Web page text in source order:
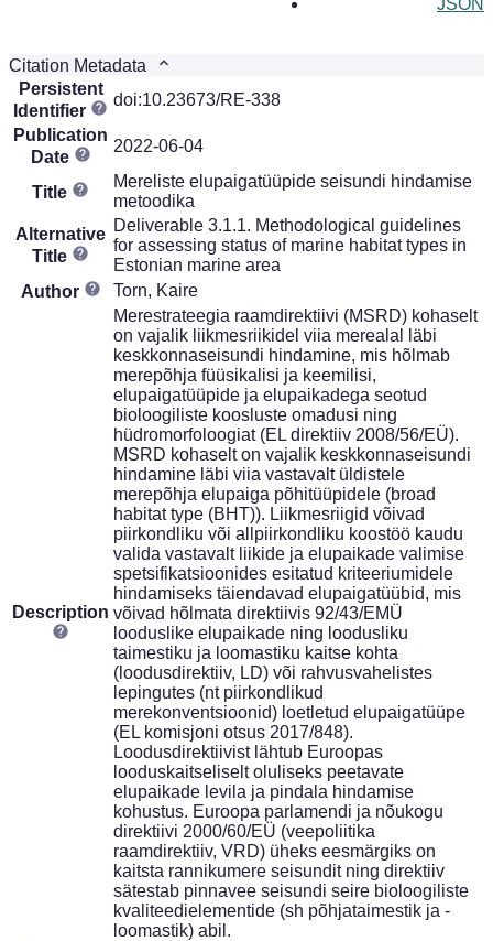
Citation Metadata
Persistent
Identifier
doi:10.23673/RE-338
Publication
Date
2022-06-04
Title
Mereliste elupaigatüüpide seisundi hindamise
metoodika
Alternative
Title
Deliverable 3.1.1. Methodological guidelines
for assessing status of marine habitat types in
Estonian marine area
Author
Torn, Kaire
Description
Merestrateegia raamdirektiivi (MSRD) kohaselt
on vajalik liikmesriikidel viia merealal läbi
keskkonnaseisundi hindamine, mis hõlmab
merepõhja füüsikalisi ja keemilisi,
elupaigatüüpide ja elupaikadega seotud
bioloogiliste koosluste omadusi ning
hüdromorfoloogiat (EL direktiiv 2008/56/EÜ).
MSRD kohaselt on vajalik keskkonnaseisundi
hindamine läbi viia vastavalt üldistele
merepõhja elupaiga põhitüüpidele (broad
habitat type (BHT)). Liikmesriigid võivad
piirkondliku või allpiirkondliku koostöö kaudu
valida vastavalt liikide ja elupaikade valimise
spetsifikatsioonides esitatud kriteeriumidele
hindamiseks täiendavad elupaigatüübid, mis
võivad hõlmata direktiivis 92/43/EMÜ
looduslike elupaikade ning loodusliku
taimestiku ja loomastiku kaitse kohta
(loodusdirektiiv, LD) või rahvusvahelistes
lepingutes (nt piirkondlikud
merekonventsioonid) loetletud elupaigatüüpe
(EL komisjoni otsus 2017/848).
Loodusdirektiivist lähtub Euroopas
looduskaitseliselt oluliseks peetavate
elupaikade levila ja pindala hindamise
kohustus. Euroopa parlamendi ja nõukogu
direktiivi 2000/60/EÜ (veepoliitika
raamdirektiiv, VRD) üheks eesmärgiks on
kaitsta rannikumere seisundit ning direktiiv
sätestab pinnavee seisundi seire bioloogiliste
kvaliteedielementide (sh põhjataimestik ja -
loomastik) abil.